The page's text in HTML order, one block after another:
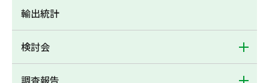
輸出統計
検討会
調査報告